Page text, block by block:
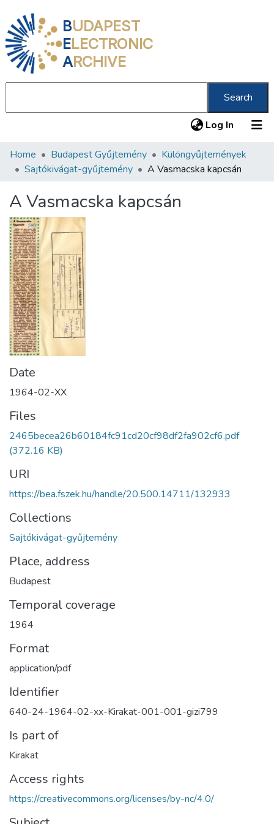
BUDAPEST
ELECTRONIC
ARCHIVE
Search
Log In (current)
Communities & Collections
Statistics
About us
Home Budapest Gyűjtemény
Különgyűjtemények
Sajtókivágat-gyűjtemény
A Vasmacska kapcsán
A Vasmacska kapcsán
Date
1964-02-XX
Files
2465becea26b60184fc91cd20cf98df2fa902cf6.pdf
(372.16 KB)
URI
https://bea.fszek.hu/handle/20.500.14711/132933
Collections
Sajtókivágat-gyűjtemény
Place, address
Budapest
Temporal coverage
1964
Format
application/pdf
Identifier
640-24-1964-02-xx-Kirakat-001-001-gizi799
Is part of
Kirakat
Access rights
https://creativecommons.org/licenses/by-nc/4.0/